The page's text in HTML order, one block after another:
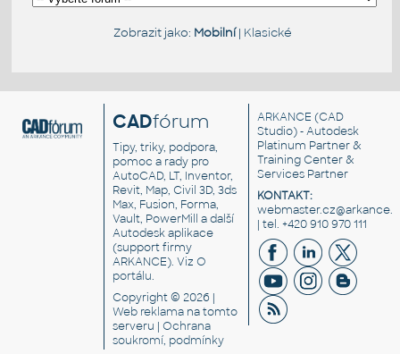
Zobrazit jako: Mobilní| Klasické
CADfórum
Tipy, triky, podpora,
pomoc a rady pro
AutoCAD, LT, Inventor,
Revit, Map, Civil 3D, 3ds
Max, Fusion, Forma,
Vault, PowerMill a další
Autodesk aplikace
(support firmy
ARKANCE). VizO
portálu.
Copyright © 2026 |
Web reklama na tomto
serveru |Ochrana
soukromí, podmínky
ARKANCE (CAD
Studio) - Autodesk
Platinum Partner &
Training Center &
Services Partner
KONTAKT:
| tel. +420 910 970 111